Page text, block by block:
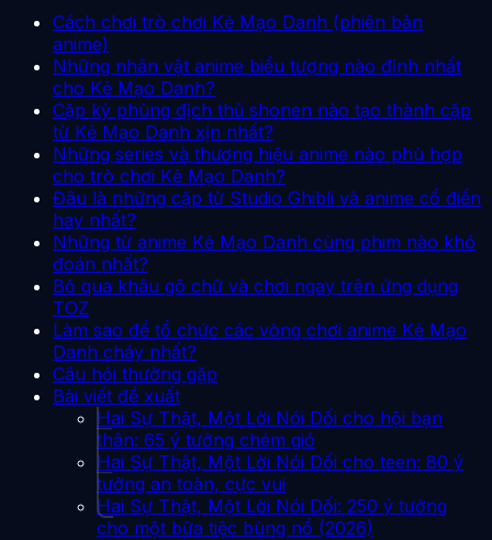
Cách chơi trò chơi Kẻ Mạo Danh (phiên bản
anime)
Những nhân vật anime biểu tượng nào đỉnh nhất
cho Kẻ Mạo Danh?
Cặp kỳ phùng địch thủ shonen nào tạo thành cặp
từ Kẻ Mạo Danh xịn nhất?
Những series và thương hiệu anime nào phù hợp
cho trò chơi Kẻ Mạo Danh?
Đâu là những cặp từ Studio Ghibli và anime cổ điển
hay nhất?
Những từ anime Kẻ Mạo Danh cùng phim nào khó
đoán nhất?
Bỏ qua khâu gõ chữ và chơi ngay trên ứng dụng
TOZ
Làm sao để tổ chức các vòng chơi anime Kẻ Mạo
Danh cháy nhất?
Câu hỏi thường gặp
Bài viết đề xuất
Hai Sự Thật, Một Lời Nói Dối cho hội bạn
thân: 65 ý tưởng chém gió
Hai Sự Thật, Một Lời Nói Dối cho teen: 80 ý
tưởng an toàn, cực vui
Hai Sự Thật, Một Lời Nói Dối: 250 ý tưởng
cho một bữa tiệc bùng nổ (2026)